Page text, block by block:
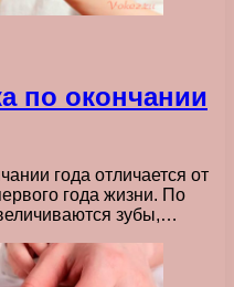
по окончании
года отличается от
года жизни. По
зубы,…